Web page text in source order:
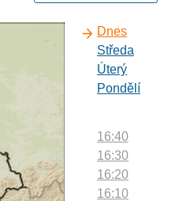
Dnes
Středa
Úterý
Pondělí
16:40
16:30
16:20
16:10